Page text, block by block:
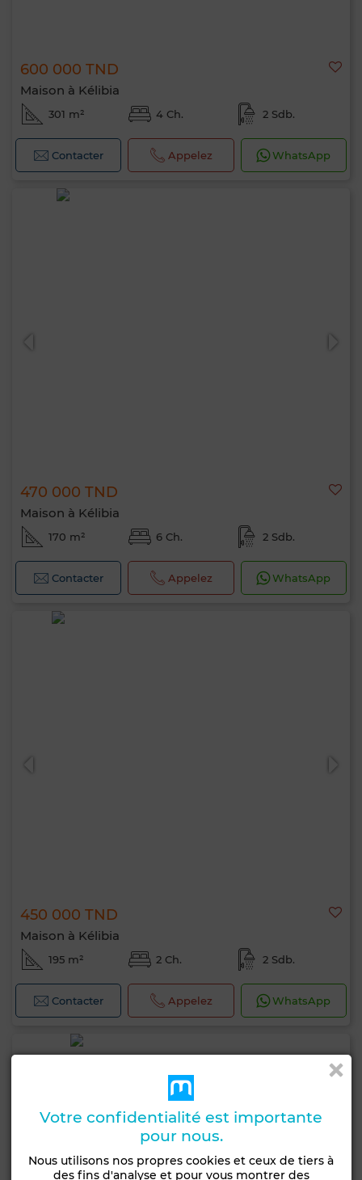
600 000 TND
Maison à Kélibia
301 m² 4 Ch. 2 Sdb.
Contacter Appelez WhatsApp
470 000 TND
Maison à Kélibia
170 m² 6 Ch. 2 Sdb.
Contacter Appelez WhatsApp
450 000 TND
Maison à Kélibia
195 m² 2 Ch. 2 Sdb.
Contacter Appelez WhatsApp
Votre confidentialité est importante
pour nous.
Nous utilisons nos propres cookies et ceux de tiers à
des fins d'analyse et pour vous montrer des